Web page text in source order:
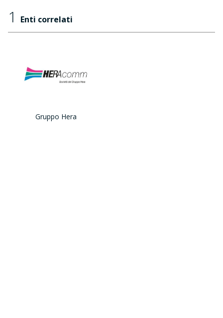
1 Enti correlati
Gruppo Hera